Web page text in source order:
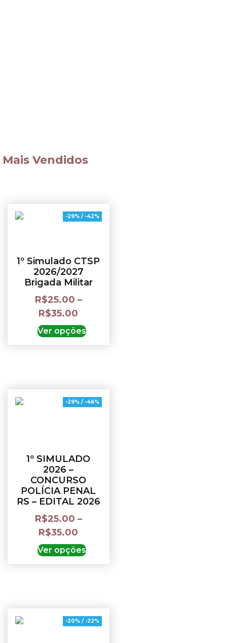
Mais Vendidos
-29% / -42%
1º Simulado CTSP
2026/2027
Brigada Militar
R$25.00 –
R$35.00
Ver opções
-29% / -46%
1º SIMULADO
2026 –
CONCURSO
POLÍCIA PENAL
RS – EDITAL 2026
R$25.00 –
R$35.00
Ver opções
-20% / -22%